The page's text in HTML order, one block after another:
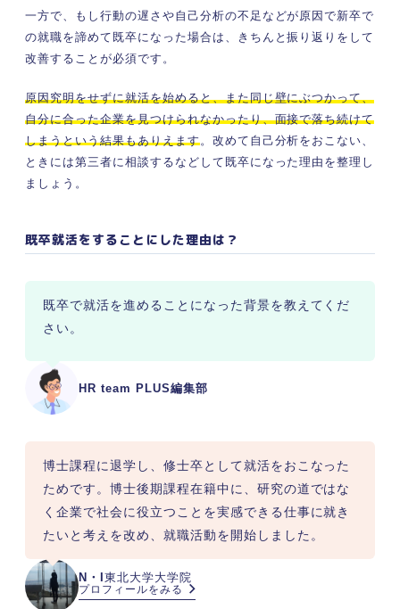
一方で、もし行動の遅さや自己分析の不足などが原因で新卒で
の就職を諦めて既卒になった場合は、きちんと振り返りをして
改善することが必須です。
原因究明をせずに就活を始めると、また同じ壁にぶつかって、
自分に合った企業を見つけられなかったり、面接で落ち続けて
しまうという結果もありえます。改めて自己分析をおこない、
ときには第三者に相談するなどして既卒になった理由を整理し
ましょう。
既卒就活をすることにした理由は？
HR team PLUS編集部
既卒で就活を進めることになった背景を教えてくだ
さい。
N・I 東北大学大学院
プロフィールをみる
博士課程に退学し、修士卒として就活をおこなった
ためです。博士後期課程在籍中に、研究の道ではな
く企業で社会に役立つことを実感できる仕事に就き
たいと考えを改め、就職活動を開始しました。